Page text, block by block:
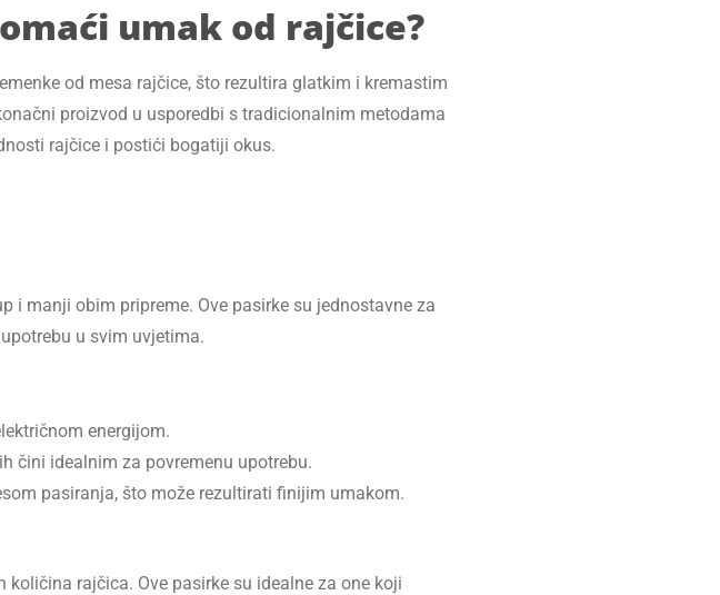
umak od rajčice?
od mesa rajčice, što rezultira glatkim i kremastim
proizvod u usporedbi s tradicionalnim metodama
rajčice i postići bogatiji okus.
i manji obim pripreme. Ove pasirke su jednostavne za
u svim uvjetima.
energijom.
čini idealnim za povremenu upotrebu.
pasiranja, što može rezultirati finijim umakom.
rajčica. Ove pasirke su idealne za one koji